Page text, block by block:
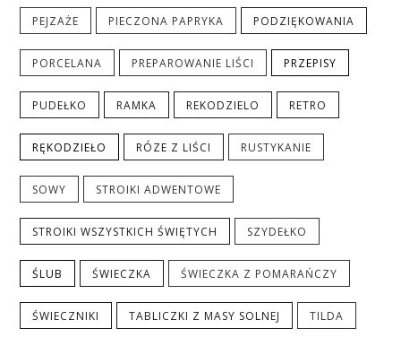
PEJZAŻE PIECZONA PAPRYKA PODZIĘKOWANIA
PORCELANA PREPAROWANIE LIŚCI PRZEPISY
PUDEŁKO RAMKA REKODZIELO RETRO
RĘKODZIEŁO RÓZE Z LIŚCI RUSTYKANIE
SOWY STROIKI ADWENTOWE
STROIKI WSZYSTKICH ŚWIĘTYCH SZYDEŁKO
ŚLUB ŚWIECZKA ŚWIECZKA Z POMARAŃCZY
ŚWIECZNIKI TABLICZKI Z MASY SOLNEJ TILDA